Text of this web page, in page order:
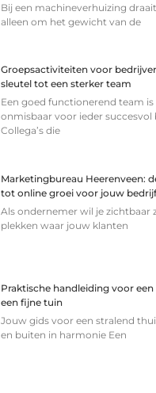
Bij een machineverhuizing
alleen om het gewicht van de
Groepsactiviteiten voor
sleutel tot een sterker team
Een goed functionerend team is
onmisbaar voor ieder succesvol
Collega’s die
Marketingbureau Heerenveen:
tot online groei voor jouw
Als ondernemer wil je zichtbaar
plekken waar jouw klanten
Praktische handleiding voor een
een fijne tuin
Jouw gids voor een stralend
en buiten in harmonie Een